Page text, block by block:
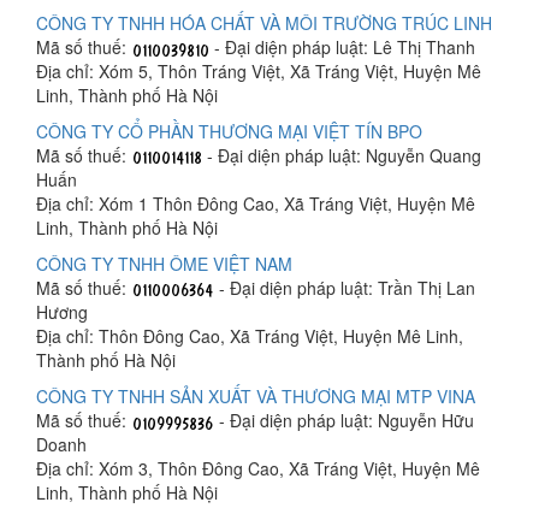
CÔNG TY TNHH HÓA CHẤT VÀ MÔI TRƯỜNG TRÚC LINH
Mã số thuế:
- Đại diện pháp luật: Lê Thị Thanh
Địa chỉ: Xóm 5, Thôn Tráng Việt, Xã Tráng Việt, Huyện Mê
Linh, Thành phố Hà Nội
CÔNG TY CỔ PHẦN THƯƠNG MẠI VIỆT TÍN BPO
Mã số thuế:
- Đại diện pháp luật: Nguyễn Quang
Huấn
Địa chỉ: Xóm 1 Thôn Đông Cao, Xã Tráng Việt, Huyện Mê
Linh, Thành phố Hà Nội
CÔNG TY TNHH ÔME VIỆT NAM
Mã số thuế:
- Đại diện pháp luật: Trần Thị Lan
Hương
Địa chỉ: Thôn Đông Cao, Xã Tráng Việt, Huyện Mê Linh,
Thành phố Hà Nội
CÔNG TY TNHH SẢN XUẤT VÀ THƯƠNG MẠI MTP VINA
Mã số thuế:
- Đại diện pháp luật: Nguyễn Hữu
Doanh
Địa chỉ: Xóm 3, Thôn Đông Cao, Xã Tráng Việt, Huyện Mê
Linh, Thành phố Hà Nội